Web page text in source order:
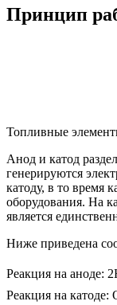
Принцип
Топливные
Анод и катод
генерируются
катоду, в то время
оборудования. На
является
Ниже приведена
Реакция на аноде:
Реакция на катоде: